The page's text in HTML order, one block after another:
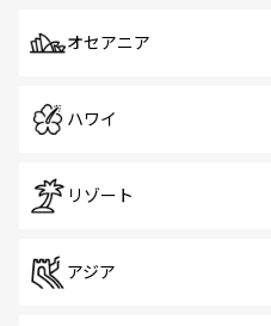
オセアニア
ハワイ
リゾート
アジア